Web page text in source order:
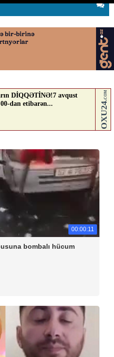
00:00:11
bombalı hücum